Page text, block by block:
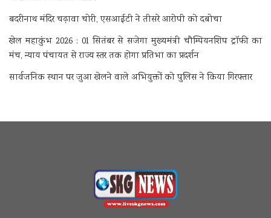
बदरीनाथ मंदिर चढ़ावा चोरी, एसआईटी ने तीसरे आरोपी को दबोचा
खेल महाकुंभ 2026 : 01 सितंबर से सजेगा मुख्यमंत्री चौम्पियनशिप ट्रॉफी का
मंच, न्याय पंचायत से राज्य स्तर तक होगा प्रतिभा का प्रदर्शन
सार्वजनिक स्थान पर जुआ खेलने वाले अभियुक्तों को पुलिस ने किया गिरफ्तार